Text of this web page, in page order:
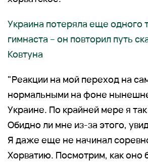
Украина потеряла еще одного
гимнаста – он повторил путь
Ковтуна
"Реакции на мой переход на
нормальными на фоне
Украине. По крайней мере я
Обидно ли мне из-за этого,
Я даже еще не начинал
Хорватию. Посмотрим, как оно